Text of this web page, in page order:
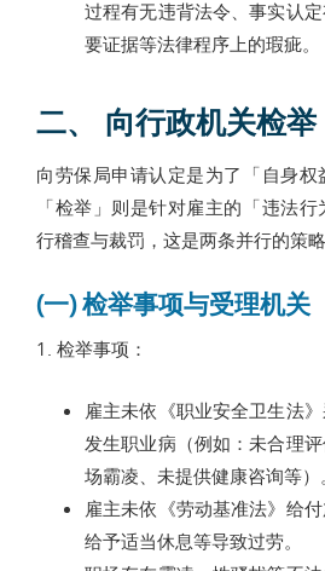
过程有无违背法令、事实认
要证据等法律程序上的瑕疵。
二、 向行政机关检举
向劳保局申请认定是为了「自身
「检举」则是针对雇主的「违法
行稽查与裁罚，这是两条并行的策略
(一) 检举事项与受理机关
1. 检举事项：
雇主未依《职业安全卫生法
发生职业病（例如：未合理
场霸凌、未提供健康咨询等）。
雇主未依《劳动基准法》给
给予适当休息等导致过劳。